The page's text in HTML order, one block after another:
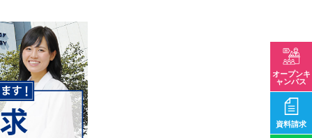
オープンキ
ャンパス
資料請求